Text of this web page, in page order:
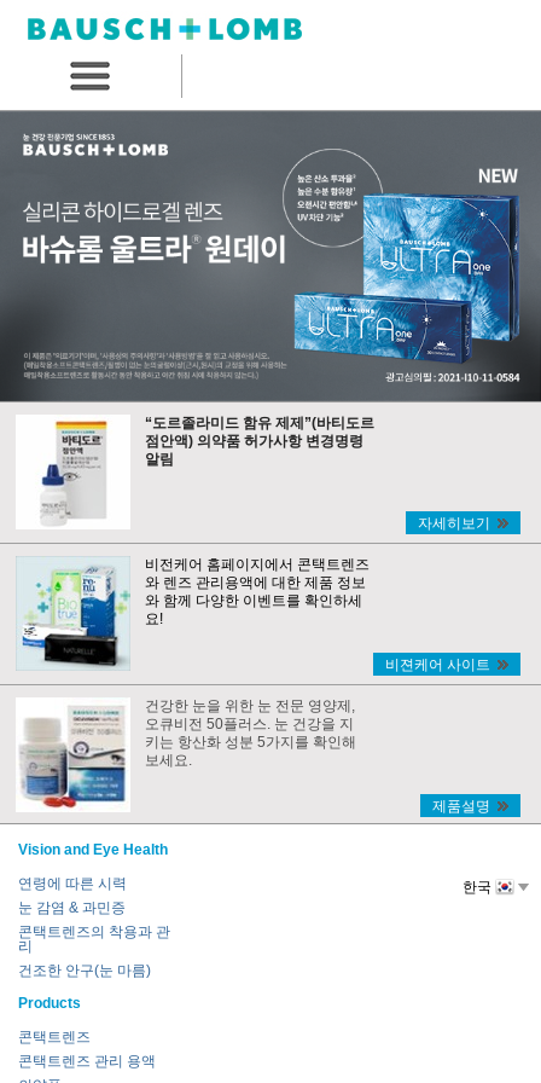
“도르졸라미드 함유 제제”(바티도르
점안액) 의약품 허가사항 변경명령
알림
자세히보기
비전케어 홈페이지에서 콘택트렌즈
와 렌즈 관리용액에 대한 제품 정보
와 함께 다양한 이벤트를 확인하세
요!
비젼케어 사이트
건강한 눈을 위한 눈 전문 영양제,
오큐비전 50플러스. 눈 건강을 지
키는 항산화 성분 5가지를 확인해
보세요.
제품설명
Vision and Eye Health
연령에 따른 시력
눈 감염 & 과민증
콘택트렌즈의 착용과 관
리
건조한 안구(눈 마름)
Products
콘택트렌즈
콘택트렌즈 관리 용액
한국